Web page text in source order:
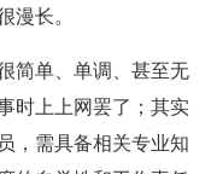
漫长。
简单、单调、甚至无
时上上网罢了；其实
，需具备相关专业知